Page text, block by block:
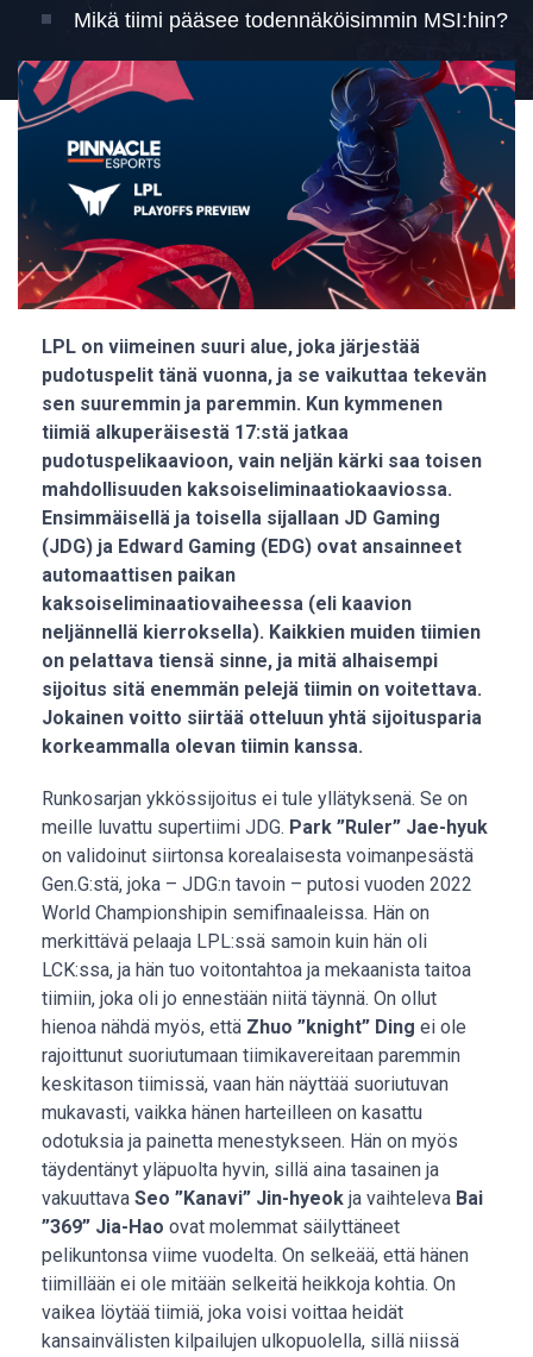
Mikä tiimi pääsee todennäköisimmin MSI:hin?
LPL on viimeinen suuri alue, joka järjestää
pudotuspelit tänä vuonna, ja se vaikuttaa tekevän
sen suuremmin ja paremmin. Kun kymmenen
tiimiä alkuperäisestä 17:stä jatkaa
pudotuspelikaavioon, vain neljän kärki saa toisen
mahdollisuuden kaksoiseliminaatiokaaviossa.
Ensimmäisellä ja toisella sijallaan JD Gaming
(JDG) ja Edward Gaming (EDG) ovat ansainneet
automaattisen paikan
kaksoiseliminaatiovaiheessa (eli kaavion
neljännellä kierroksella). Kaikkien muiden tiimien
on pelattava tiensä sinne, ja mitä alhaisempi
sijoitus sitä enemmän pelejä tiimin on voitettava.
Jokainen voitto siirtää otteluun yhtä sijoitusparia
korkeammalla olevan tiimin kanssa.
Runkosarjan ykkössijoitus ei tule yllätyksenä. Se on
meille luvattu supertiimi JDG. Park ”Ruler” Jae-hyuk
on validoinut siirtonsa korealaisesta voimanpesästä
Gen.G:stä, joka – JDG:n tavoin – putosi vuoden 2022
World Championshipin semifinaaleissa. Hän on
merkittävä pelaaja LPL:ssä samoin kuin hän oli
LCK:ssa, ja hän tuo voitontahtoa ja mekaanista taitoa
tiimiin, joka oli jo ennestään niitä täynnä. On ollut
hienoa nähdä myös, että Zhuo ”knight” Ding ei ole
rajoittunut suoriutumaan tiimikavereitaan paremmin
keskitason tiimissä, vaan hän näyttää suoriutuvan
mukavasti, vaikka hänen harteilleen on kasattu
odotuksia ja painetta menestykseen. Hän on myös
täydentänyt yläpuolta hyvin, sillä aina tasainen ja
vakuuttava Seo ”Kanavi” Jin-hyeok ja vaihteleva Bai
”369” Jia-Hao ovat molemmat säilyttäneet
pelikuntonsa viime vuodelta. On selkeää, että hänen
tiimillään ei ole mitään selkeitä heikkoja kohtia. On
vaikea löytää tiimiä, joka voisi voittaa heidät
kansainvälisten kilpailujen ulkopuolella, sillä niissä